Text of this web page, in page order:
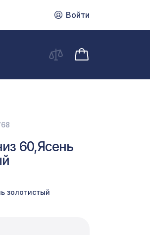
Войти
60,Ясень
золотистый